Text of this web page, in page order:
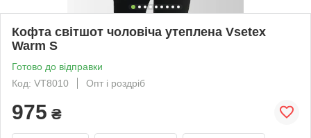
Кофта світшот чоловіча утеплена Vsetex
Warm S
Готово до відправки
Код: VT8010
Опт і роздріб
975 ₴